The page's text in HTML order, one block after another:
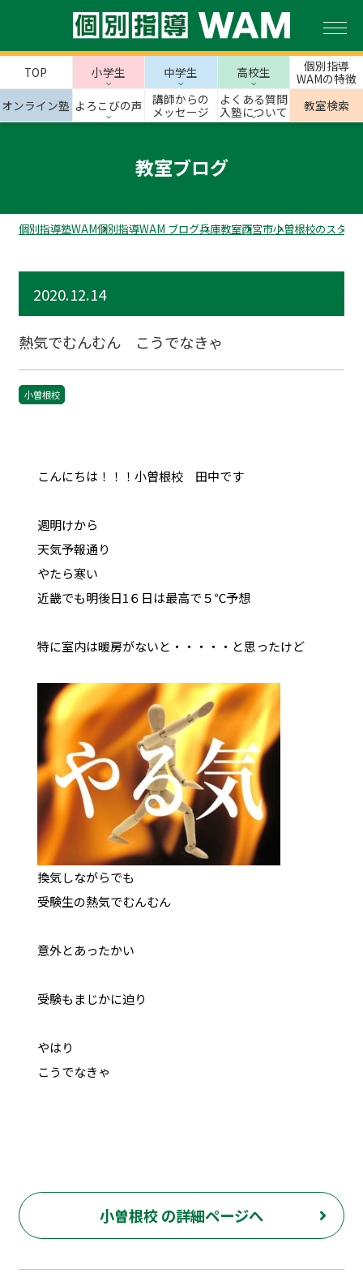
TOP 小学生 中学生 高校生
個別指導
WAMの特徴
オンライン塾 よろこびの声
講師からの
メッセージ
よくある質問
入塾について
教室検索
教室ブログ
個別指導塾WAM個別指導WAM ブログ兵庫教室西宮市小曽根校のスタッ
2020.12.14
熱気でむんむん こうでなきゃ
小曽根校
こんにちは！！！小曽根校 田中です
週明けから
天気予報通り
やたら寒い
近畿でも明後日1６日は最高で５℃予想
特に室内は暖房がないと・・・・・と思ったけど
換気しながらでも
受験生の熱気でむんむん
意外とあったかい
受験もまじかに迫り
やはり
こうでなきゃ
小曽根校 の詳細ページへ